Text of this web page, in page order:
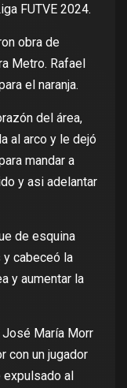
FUTVE 2024.
obra de
Metro. Rafael
el naranja.
del área,
al arco y le dejó
mandar a
y asi adelantar
de esquina
cabeceó la
y aumentar la
María Morr
con un jugador
expulsado al